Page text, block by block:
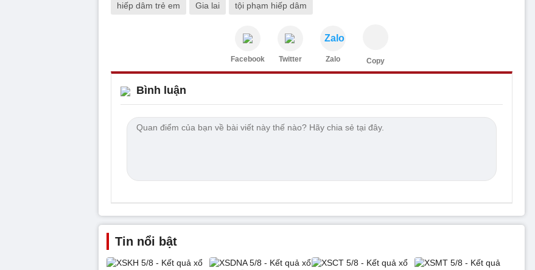
hiếp dâm trẻ em Gia lai tội phạm hiếp dâm
Facebook Twitter
Zalo
Zalo Copy
Bình luận
Tin nổi bật